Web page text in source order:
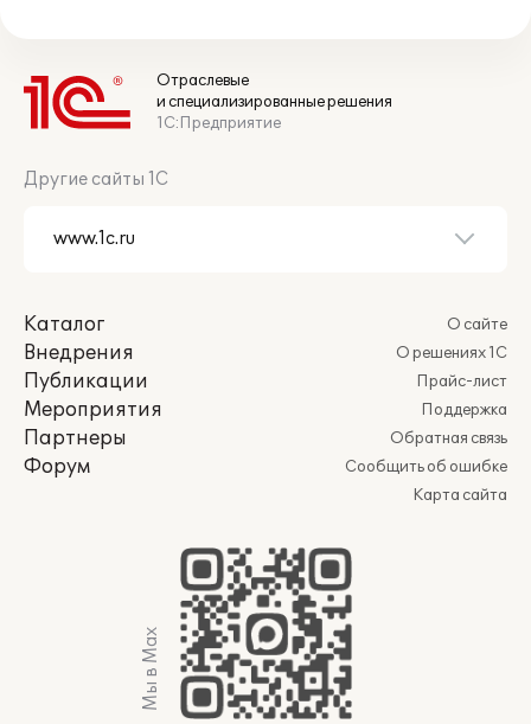
Отраслевые
и специализированные решения
1С:Предприятие
Другие сайты 1С
Каталог
Внедрения
Публикации
Мероприятия
Партнеры
Форум
О сайте
О решениях 1С
Прайс-лист
Поддержка
Обратная связь
Сообщить об ошибке
Карта сайта
Мы в Max